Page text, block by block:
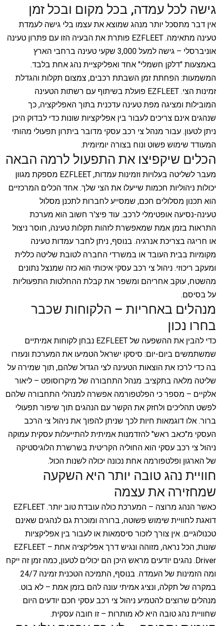
גישה לכל עמדה, בכל מקום ובכל זמן
אין דבר מתסכל יותר מנהג שמוצא את עצמו בלי גישה לעמדת
טעינה מתאימה. EZFLEET פותרת את הבעיה הזו עם פתרון טעינה
אוניברסלי – גישה למעל 3,000 שקעי טעינה ברחבי הארץ
באמצעות "דלקן חשמלי" אחד ואפליקציית נהג אחת בלבד.
המשמעות: הפחתת זמן השבתת רכבים, צמצום תקלות והגדלת
זמינות הצי. EZFLEET פועלת בשיתוף עם רשתות הטעינה
המובילות ומציגה מפת טעינה עדכנית בתוך האפליקציה, כך
שנהגים אינם צריכים לעבור בין אפליקציות שונות כדי לבדוק היכן
ניתן לטעון. עבור מנהל צי רכב עסקי מדובר ביתרון תפעולי מהותי
המעודד שימוש פשוט ונוח בצורה יומיומית.
הכלים שיקפיצו את התפעול לרמה הבאה
מעבר לשליטה בעלויות וזמינות עמדות, EZFLEET מספקת מגוון
יכולות ניהוליות חכמות שייעלו את הצי שלך. אחד הכלים המרכזיים
הוא תכנון מסלולים חכם, שמסייע לחברות לתכנן מסלול
טעינה-נסיעה אופטימלי לרכב. עוד פיצ'ר חשוב הוא מערכת
התראות בזמן אמת שמאפשרת לזהות תקלות טעינה, חוסר ניצול
או חריגה בצריכת אנרגיה. בנוסף, ניתן לחבר עמדות טעינה
מקומיות בבית העובד או במשרדי החברה לטובת שליטה כללית
ומעקב ריכוזי. ניהול צי רכב עסקי איכותי הוא כזה שמנצל נתונים
מהשטח, עוקב אחריהם ומשפר את קבלת ההחלטות התפעוליות
על בסיסם.
מנהלים באחריות – הלקוחות שכבר
בחרו נכון
כדי להבין את ההשפעה של EZFLEET נבחן לקוחות אמיתיים
שמשתמשים ביום-יום: סיסקו ישראל הטמיעו את המערכת ונעזרו
בה כדי לרכז את הוצאות הטעינה לצי הגדול שלהם, תוך שמירה על
שליטה מלאה בתקציב. מנהל התחבורה של מיקרוסופט – ליאור
אלקיים – מספר כי הפלטפורמה אפשרה למנהלי התחבורה שלהם
לפשט תהליכים ולחזק את הקשר עם הנהגים תוך שיפור תפעולי
ברור. אלו דוגמאות חיות לכך שניתן להפוך את ניהול צי הרכב
העסקי מ"כאב ראש" להזדמנות אמיתית להתייעלות עסקית עמוקה
ניהול צי רכב עסקי הוא החוליה הקריטית בשרשרת הלוגיסטיקה
של הארגון ופלטפורמה אחת נכונה יכולה לשנות הכול.
חוויית נהג טובה יותר היא השקעה
שמחזירה את עצמה
כאשר הנהג מרוצה – המערכת כולה עובדת טוב יותר. EZFLEET
דואגת לחוויית שימוש פשוטה, ברורה ומוכרת גם לנהגים שאינם
טכנולוגיים. אין צורך לזכור סיסמאות או לעבור בין אפליקציות
שונות; הכל נראה, מזוהה ונגיש דרך אפליקציה אחת – EZFLEET
Driver. נהגים יודעים מראש היכן הם יכולים לטעון, כמה זמן זה ייקח
ומה הזמינות של העמדה. בנוסף, התמיכה הטכנית זמינה 24/7
במקרה של תקלה, ונציג אמיתי עונה להם בזמן אמת – לא בוט.
מנהלים שרוצים להטמיע ניהול צי רכב עסקי חכם יודעים היום
שחוויית נהג טובה היא לא מותרות – זו חובה עסקית.